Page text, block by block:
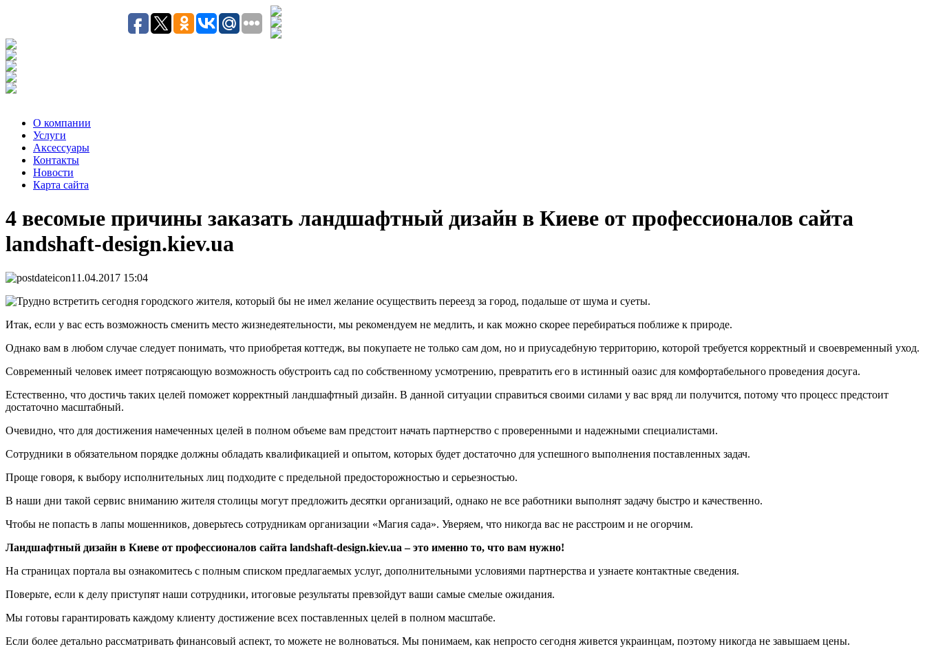
О компании
Услуги
Аксесcуары
Контакты
Новости
Карта сайта
4 весомые причины заказать ландшафтный дизайн в Киеве от профессионалов сайта
landshaft-design.kiev.ua
11.04.2017 15:04
Трудно встретить сегодня городского жителя, который бы не имел желание осуществить переезд за город, подальше от шума и суеты.
Итак, если у вас есть возможность сменить место жизнедеятельности, мы рекомендуем не медлить, и как можно скорее перебираться поближе к природе.
Однако вам в любом случае следует понимать, что приобретая коттедж, вы покупаете не только сам дом, но и приусадебную территорию, которой требуется корректный и своевременный уход.
Современный человек имеет потрясающую возможность обустроить сад по собственному усмотрению, превратить его в истинный оазис для комфортабельного проведения досуга.
Естественно, что достичь таких целей поможет корректный ландшафтный дизайн. В данной ситуации справиться своими силами у вас вряд ли получится, потому что процесс предстоит
достаточно масштабный.
Очевидно, что для достижения намеченных целей в полном объеме вам предстоит начать партнерство с проверенными и надежными специалистами.
Сотрудники в обязательном порядке должны обладать квалификацией и опытом, которых будет достаточно для успешного выполнения поставленных задач.
Проще говоря, к выбору исполнительных лиц подходите с предельной предосторожностью и серьезностью.
В наши дни такой сервис вниманию жителя столицы могут предложить десятки организаций, однако не все работники выполнят задачу быстро и качественно.
Чтобы не попасть в лапы мошенников, доверьтесь сотрудникам организации «Магия сада». Уверяем, что никогда вас не расстроим и не огорчим.
Ландшафтный дизайн в Киеве от профессионалов сайта landshaft-design.kiev.ua – это именно то, что вам нужно!
На страницах портала вы ознакомитесь с полным списком предлагаемых услуг, дополнительными условиями партнерства и узнаете контактные сведения.
Поверьте, если к делу приступят наши сотрудники, итоговые результаты превзойдут ваши самые смелые ожидания.
Мы готовы гарантировать каждому клиенту достижение всех поставленных целей в полном масштабе.
Если более детально рассматривать финансовый аспект, то можете не волноваться. Мы понимаем, как непросто сегодня живется украинцам, поэтому никогда не завышаем цены.